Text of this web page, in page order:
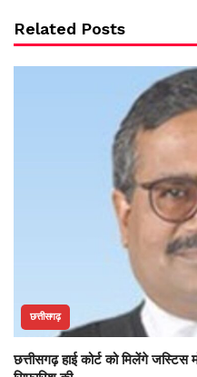
Related Posts
छत्तीसगढ़
छत्तीसगढ़ हाई कोर्ट को मिलेंगे